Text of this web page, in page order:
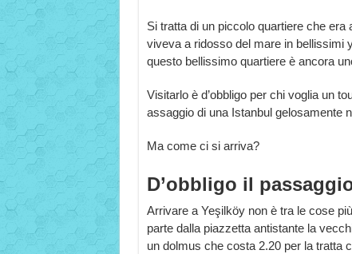
Si tratta di un piccolo quartiere che
viveva a ridosso del mare in bellissimi
questo bellissimo quartiere è ancora
Visitarlo è d’obbligo per chi voglia un
assaggio di una Istanbul gelosamente
Ma come ci si arriva?
D’obbligo il
Arrivare a Yeşilköy non è tra le cose
parte dalla piazzetta antistante la
un dolmus che costa 2.20 per la tratta